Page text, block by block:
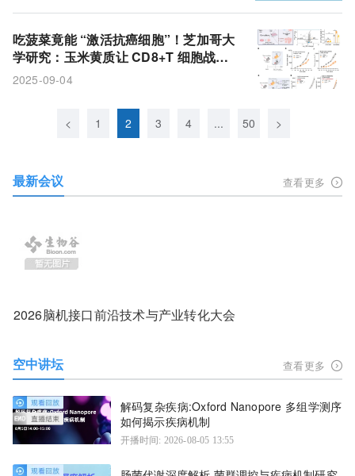
吃菠菜竟能 “激活抗癌细胞”！芝加哥大
学研究：玉米黄质让 CD8+T 细胞战力
翻倍，还能增效免疫疗法
2025-09-04
< 1 2 3 4 ... 50 >
最新会议 查看更多
2026脑机接口前沿技术与产业转化大会
空中讲坛 查看更多
解码复杂疾病:Oxford Nanopore 多组学测序
如何揭示疾病机制
开播时间: 2026-08-05 13:55